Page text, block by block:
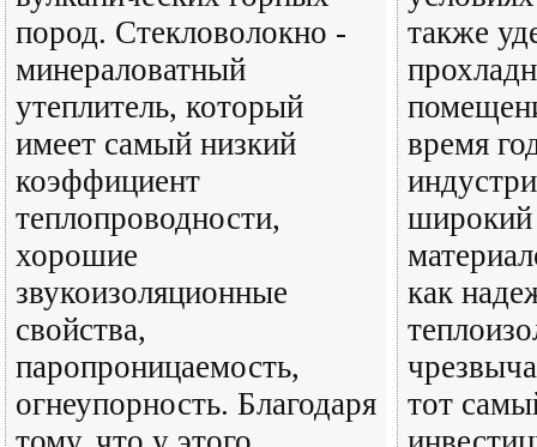
пород. Стекловолокно -
минераловатный
утеплитель, который
имеет самый низкий
коэффициент
теплопроводности,
хорошие
звукоизоляционные
свойства,
паропроницаемость,
огнеупорность. Благодаря
также
время
широкий
как
тот